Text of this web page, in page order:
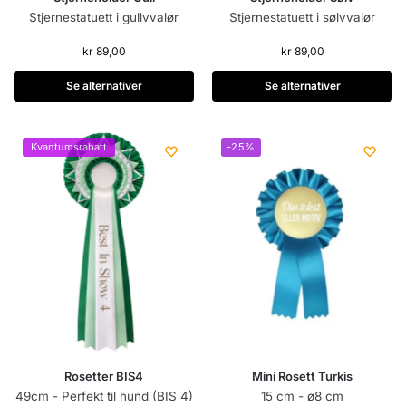
Stjernestatuett i gullvvalør
kr89,00
Se alternativer
Stjernestatuett i sølvvalør
kr89,00
Se alternativer
Kvantumsrabatt
Rosetter BIS4
49cm - Perfekt til hund (BIS 4)
-25%
Mini Rosett Turkis
15 cm - ø8 cm